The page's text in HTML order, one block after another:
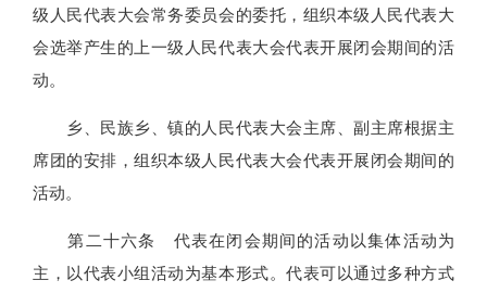
级人民代表大会常务委员会的委托，组织本级人民代表大
会选举产生的上一级人民代表大会代表开展闭会期间的活
动。
乡、民族乡、镇的人民代表大会主席、副主席根据主
席团的安排，组织本级人民代表大会代表开展闭会期间的
活动。
第二十六条 代表在闭会期间的活动以集体活动为
主，以代表小组活动为基本形式。代表可以通过多种方式